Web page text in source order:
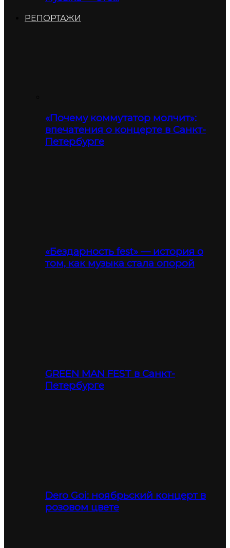
РЕПОРТАЖИ
«Почему коммутатор молчит»:
впечатения о концерте в Санкт-
Петербурге
«Бездарность fest» — история о
том, как музыка стала опорой
GREEN MAN FEST в Санкт-
Петербурге
Dero Goi: ноябрьский концерт в
розовом цвете